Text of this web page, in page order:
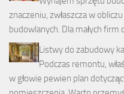
znaczeniu, zwłaszcza w
budowlanych. Dla małych
Listwy do zabudowy
Podczas remontu,
w głowie pewien plan